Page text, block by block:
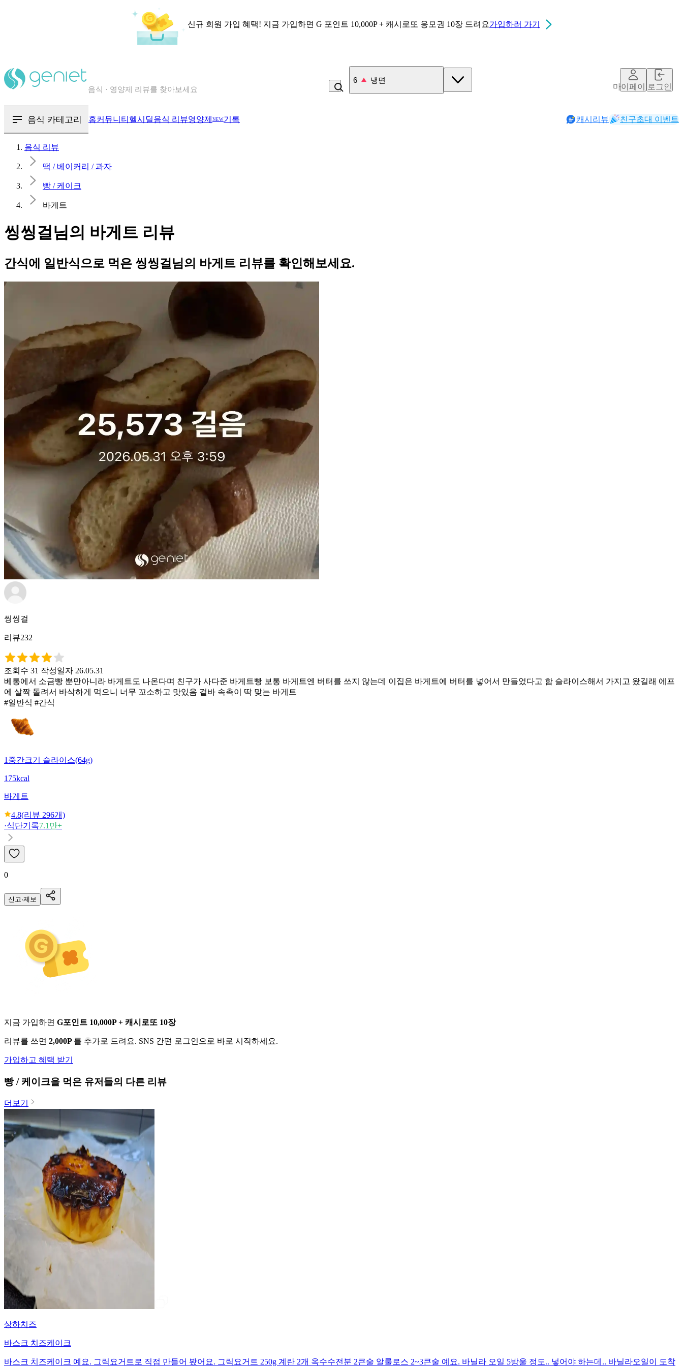
신규 회원 가입 혜택! 지금 가입하면 G 포인트 10,000P + 캐시로또 응모권 10장 드려요가입하러 가기
음식 · 영양제 리뷰를 찾아보세요
6 냉면
마이페이지로그인
음식 카테고리 홈커뮤니티 헬시딜음식 리뷰영양제 NEW기록 캐시리뷰 친구초대 이벤트
음식 리뷰
떡 / 베이커리 / 과자
빵 / 케이크
바게트
씽씽걸님의 바게트 리뷰
간식에 일반식으로 먹은 씽씽걸님의 바게트 리뷰를 확인해보세요.
씽씽걸
리뷰232
조회수 31 작성일자 26.05.31
베통에서 소금빵 뿐만아니라 바게트도 나온다며 친구가 사다준 바게트빵 보통 바게트엔 버터를 쓰지 않는데 이집은 바게트에 버터를 넣어서 만들었다고 함 슬라이스해서 가지고 왔길래 에프
에 살짝 돌려서 바삭하게 먹으니 너무 꼬소하고 맛있음 겉바 속촉이 딱 맞는 바게트
#일반식 #간식
1중간크기 슬라이스(64g)
175kcal
바게트
4.8(리뷰 296개)
·식단기록7.1만+
0
신고·제보
지금 가입하면 G포인트 10,000P + 캐시로또 10장
리뷰를 쓰면 2,000P 를 추가로 드려요. SNS 간편 로그인으로 바로 시작하세요.
가입하고 혜택 받기
빵 / 케이크을 먹은 유저들의 다른 리뷰
더보기
상하치즈
바스크 치즈케이크
바스크 치즈케이크 예요. 그릭요거트로 직접 만들어 봤어요. 그릭요거트 250g 계란 2개 옥수수전분 2큰술 알룰로스 2~3큰술 예요. 바닐라 오일 5방울 정도.. 넣어야 하는데.. 바닐라오일이 도착